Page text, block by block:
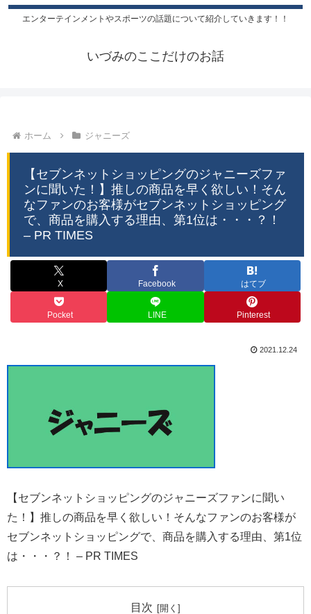
エンターテインメントやスポーツの話題について紹介していきます！！
いづみのここだけのお話
ホーム ジャニーズ
【セブンネットショッピングのジャニーズファ
ンに聞いた！】推しの商品を早く欲しい！そん
なファンのお客様がセブンネットショッピング
で、商品を購入する理由、第1位は・・・？！
– PR TIMES
X Facebook はてブ
Pocket LINE Pinterest
2021.12.24
【セブンネットショッピングのジャニーズファンに聞い
た！】推しの商品を早く欲しい！そんなファンのお客様が
セブンネットショッピングで、商品を購入する理由、第1位
は・・・？！ – PR TIMES
目次